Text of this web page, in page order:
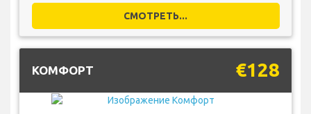
СМОТРЕТЬ...
КОМФОРТ €128